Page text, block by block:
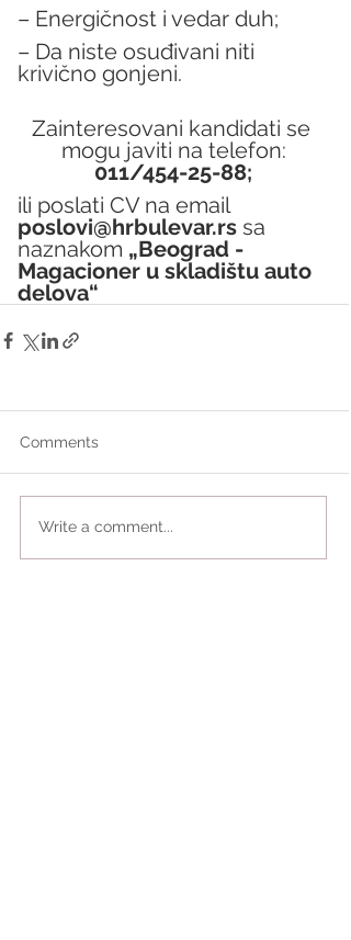
– Energičnost i vedar duh;
– Da niste osuđivani niti
krivično gonjeni.
Zainteresovani kandidati se
mogu javiti na telefon:
011/454-25-88;
ili poslati CV na email
poslovi@hrbulevar.rs sa
naznakom „Beograd -
Magacioner u skladištu auto
delova“
Comments
Write a comment...